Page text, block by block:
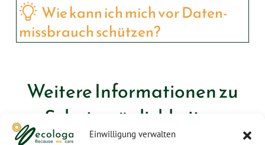
Einwilligung verwalten
Wie kann ich mich vor Daten­
miss­brauch schützen?
Weitere Informationen zu
Schutzmöglichkeiten